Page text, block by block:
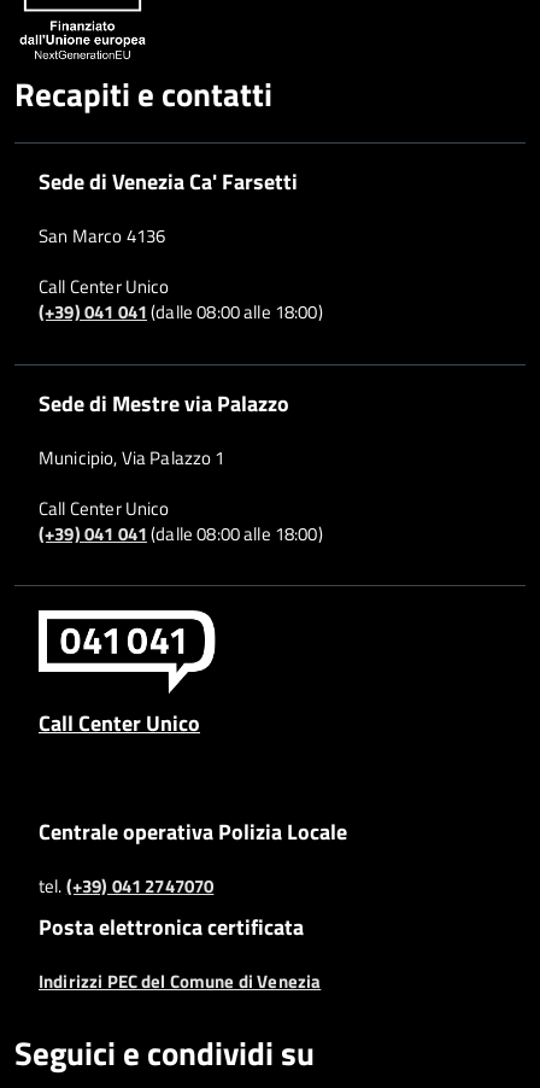
Recapiti e contatti
Sede di Venezia Ca' Farsetti
San Marco 4136
Call Center Unico
(+39) 041 041(dalle 08:00 alle 18:00)
Sede di Mestre via Palazzo
Municipio, Via Palazzo 1
Call Center Unico
(+39) 041 041(dalle 08:00 alle 18:00)
Call Center Unico
Centrale operativa Polizia Locale
tel.(+39) 041 2747070
Posta elettronica certificata
Indirizzi PEC del Comune di Venezia
Seguici e condividi su